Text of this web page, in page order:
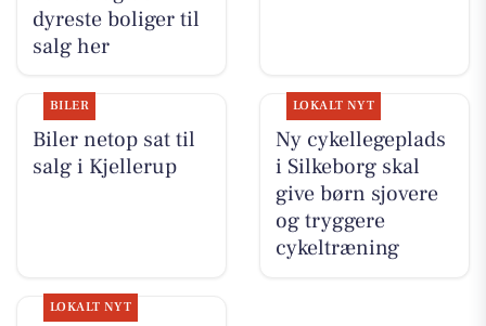
dyreste boliger til
salg her
BILER
Biler netop sat til
salg i Kjellerup
LOKALT NYT
Ny cykellegeplads
i Silkeborg skal
give børn sjovere
og tryggere
cykeltræning
LOKALT NYT